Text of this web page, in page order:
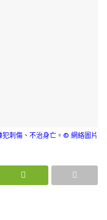
刺傷、不治身亡。© 網絡圖片